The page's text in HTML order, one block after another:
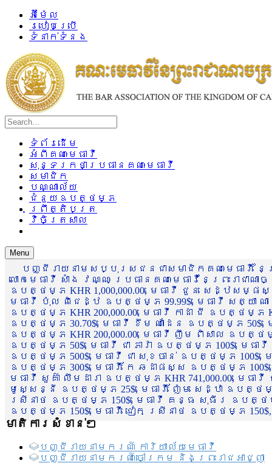
អ៊ីម៉ែល
របៀបប្រើ
ទំនាក់ទំនង
ទំព័រដើម
អំពីគណៈមេធាវី
សុន្ទរកថាប្រធានគណៈមេធាវី
សមាជិក
បណ្ណាល័យ
ជំនួយឧបត្ថម្ភ
ព្រឹត្តិបត្រ
វិចិត្រសាល
Menu
បញ្ជីរាយនាមសប្បុរសជនជាសមាជិកគណៈមេធាវី
លោកមេធាវី សាំង វណ្ណៈ ប្រធានគណៈមេធាវីនៃព្រះរា
ឧបត្ថម្ភ KHR 1,000,000.00, មេធាវី ជួន សេដ្ឋស
មេធាវី ប៉ុល ពិជេដ្ឋ ឧបត្ថម្ភ 99.99$, មេធាវី សត្យា ណ
ឧបត្ថម្ភ KHR 200,000.00, មេធាវី កាដា ជី ឧបត្ថម្ភ
ឧបត្ថម្ភ 30.70$, មេធាវី ខឹម ណាដែន ឧបត្ថម្ភ 50$,
ឧបត្ថម្ភ KHR 200,000.00, មេធាវី ញឹម ពិសាល ឧបត្ថ
ឧបត្ថម្ភ 50$, មេធាវី ជា ភារ៉ា ឧបត្ថម្ភ 100$, មេ
ឧបត្ថម្ភ 500$, មេធាវី ជា សុខចាន់ ឧបត្ថម្ភ
ឧបត្ថម្ភ 300$, មេធាវី កែ ឆដាផស្ស ឧបត្ថម្ភ
មេធាវី សួគ៌ា លឹមដារា ឧបត្ថម្ភ KHR 741,000.00, មេ
មូសេ្សន្នី ឧបត្ថម្ភ 25$, មេធាវី ញ៉ែម សេដ្ឋា ឧបត្ថ
ស្រីនាថ ឧបត្ថម្ភ 150$, មេធាវី គន្ធ សុធីរ ឧបត្ថម្ភ
ឧបត្ថម្ភ 150$, មេធាវី ជៀក ស្រីនាថ ឧបត្ថម្ភ 150$,
មាតិការសំខាន់ៗ
បញ្ជី​រាយ​នាមករណ៍ ការិយាល័យ​មេធាវី​
បញ្ជី​រាយ​នាមករណ៍​ចៅក្រម និងព្រះរាជអាជ្ញា